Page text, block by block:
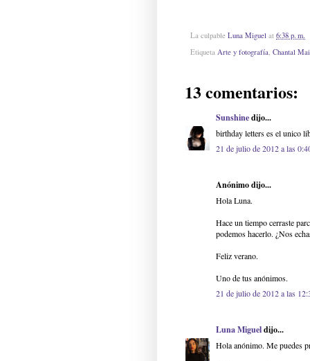
La culpable Luna Miguel at 6:38 p. m.
Etiqueta Arte y fotografía, Chantal
13 comentarios:
Sunshinedijo...
birthday letters es el unico
21 de julio de 2012 a las
Anónimo dijo...
Hola Luna.
Hace un tiempo cerraste
podemos hacerlo. ¿Nos
Feliz verano.
Uno de tus anónimos.
21 de julio de 2012 a las
Luna Migueldijo...
Hola anónimo. Me puedes